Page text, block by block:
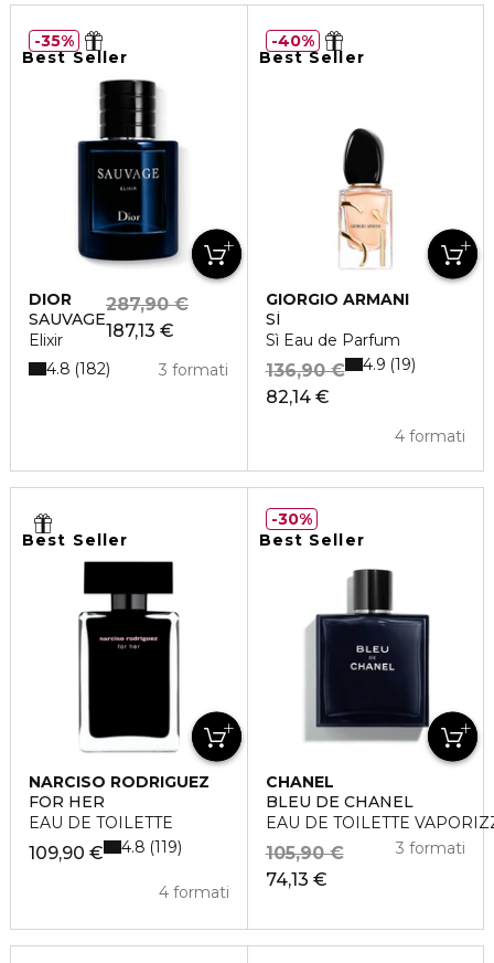
Best Seller
DIOR
SAUVAGE
Elixir
187,13 €
287,90 €
3 formati
4.8 182
35%
Best Seller
GIORGIO ARMANI
SÌ
Sì Eau de Parfum
82,14 €
136,90 €
4 formati
4.9 19
40%
Best Seller
NARCISO RODRIGUEZ
FOR HER
EAU DE TOILETTE
109,90 €
4 formati
4.8 119
Best Seller
CHANEL
BLEU DE CHANEL
EAU DE TOILETTE
74,13 €
105,90 € 3 formati
30%